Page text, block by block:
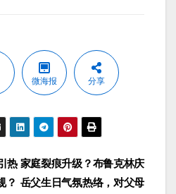
微海报 分享
家庭裂痕升级？布鲁克林庆
岳父生日气氛热络，对父母
热
？